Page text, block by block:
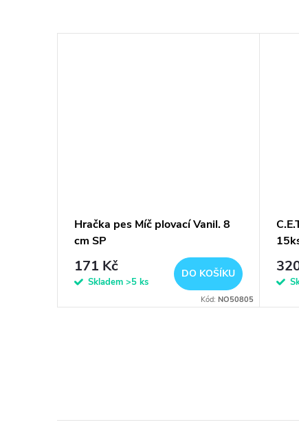
Hračka pes Míč plovací Vanil. 8
cm SP
171 Kč
Skladem >5 ks
DO KOŠÍKU
Kód: NO50805